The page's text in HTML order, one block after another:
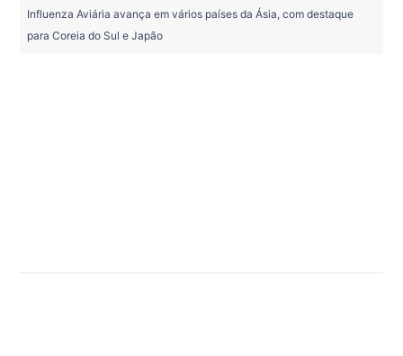
Influenza Aviária avança em vários países da Ásia, com destaque
para Coreia do Sul e Japão